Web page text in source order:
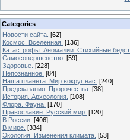
Categories
Новости сайта. [62]
Космос. Вселенная. [136]
Катастрофы. Аномалии. Стихийные
Самосовершенство. [59]
Здоровье. [228]
Непознанное. [84]
Наша планета. Мир вокруг нас. [240]
Предсказания. Пророчества. [38]
История. Археология. [108]
Флора. Фауна. [170]
Православие. Русский мир. [120]
В России. [406]
В мире. [334]
Экология. Изменения климата. [53]